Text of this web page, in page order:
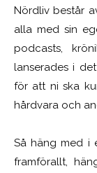
Nördliv består
alla med sin
podcasts,
lanserades i
för att ni ska
hårdvara och
Så häng med i
framförallt,